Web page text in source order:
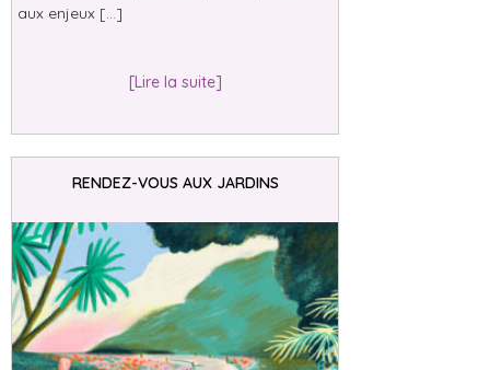
aux enjeux […]
[Lire la suite]
RENDEZ-VOUS AUX JARDINS